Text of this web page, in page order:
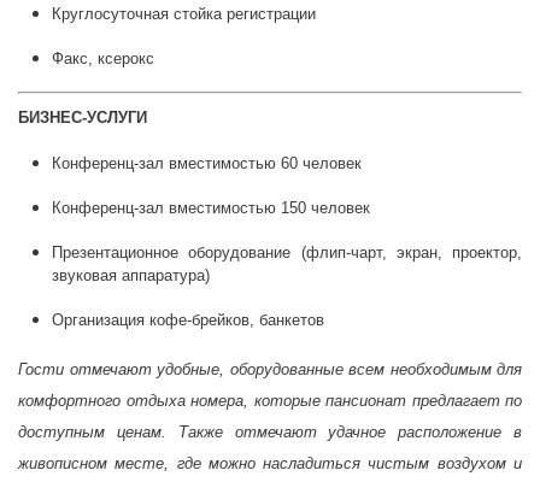
Круглосуточная стойка регистрации
Факс, ксерокс
БИЗНЕС-УСЛУГИ
Конференц-зал вместимостью 60 человек
Конференц-зал вместимостью 150 человек
Презентационное оборудование (флип-чарт, экран, проектор,
звуковая аппаратура)
Организация кофе-брейков, банкетов
Гости отмечают удобные, оборудованные всем необходимым для
комфортного отдыха номера, которые пансионат предлагает по
доступным ценам. Также отмечают удачное расположение в
живописном месте, где можно насладиться чистым воздухом и